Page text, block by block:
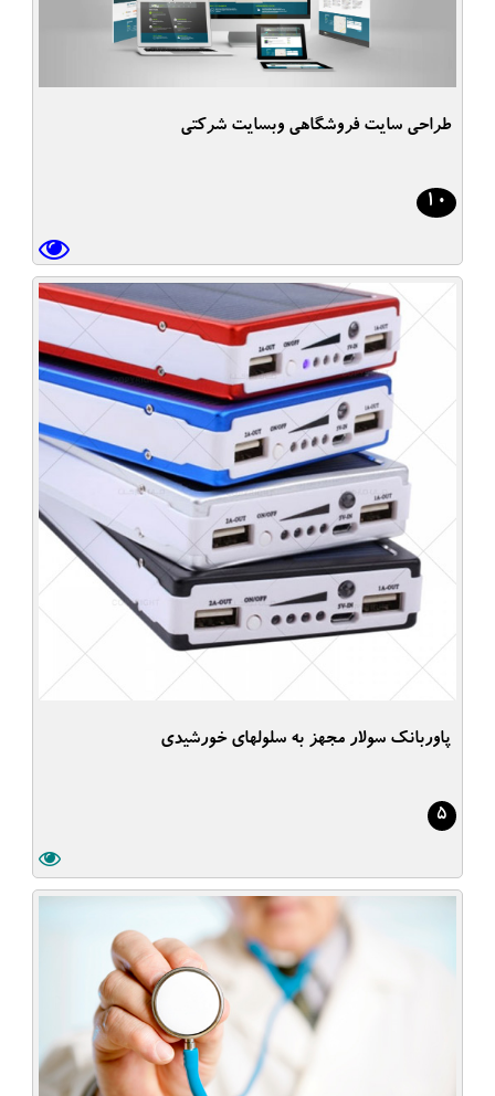
طراحی سایت فروشگاهی وبسایت شرکتی
10
پاوربانک سولار مجهز به سلولهای خورشیدی
5